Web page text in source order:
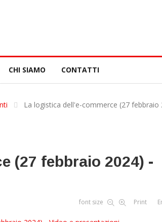
CHI SIAMO CONTATTI
La logistica dell'e-commerce (27 febbraio
(27 febbraio 2024) -
font size Print